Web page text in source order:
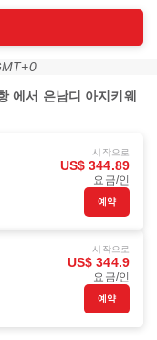
에서 은남디 아지키웨
시작으로
US$ 344.89
요금/인
예약
시작으로
US$ 344.9
요금/인
예약